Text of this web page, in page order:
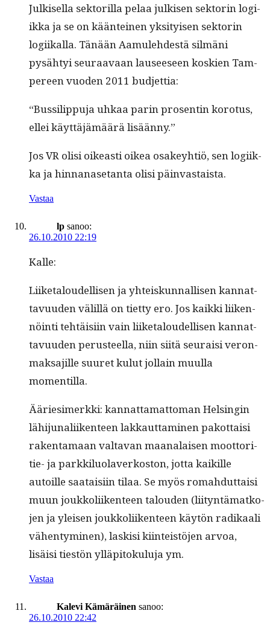
Julkisel­la sek­to­ril­la pelaa julkisen sek­torin logi­
ik­ka ja se on kään­teinen yksi­tyisen sek­torin
logi­ikalla. Tänään Aamule­hdestä silmäni
pysähtyi seu­raavaan lauseeseen koskien Tam­
pereen vuo­den 2011 budjettia:
“Bus­silip­pu­ja uhkaa parin pros­entin koro­tus,
ellei käyt­täjämäärä lisäänny.”
Jos VR olisi oikeasti oikea osakey­htiö, sen logi­ik­
ka ja hin­nanase­tan­ta olisi päinvastaista.
Vastaa
lp sanoo:
26.10.2010 22:19
Kalle:
Liike­taloudel­lisen ja yhteiskun­nal­lisen kan­nat­
tavu­u­den välil­lä on tiet­ty ero. Jos kaik­ki liiken­
nöin­ti tehtäisi­in vain liike­taloudel­lisen kan­nat­
tavu­u­den perus­teel­la, niin siitä seu­raisi veron­
mak­sajille suuret kulut jol­lain muul­la
momentilla.
Ääries­imerk­ki: kan­nat­ta­mat­toman Helsin­gin
lähi­ju­nali­iken­teen lakkaut­ta­mi­nen pakot­taisi
rak­en­ta­maan val­ta­van maanalaisen moot­tori­
tie- ja parkkilu­olaverkos­ton, jot­ta kaikille
autoille saataisi­in tilaa. Se myös rom­ah­dut­taisi
muun joukkoli­iken­teen talouden (liityn­tä­matko­
jen ja yleisen joukkoli­iken­teen käytön radikaali
vähen­tymi­nen), lask­isi kiin­teistö­jen arvoa,
lisäisi tiestön ylläpi­toku­lu­ja ym.
Vastaa
Kalevi Kämäräinen sanoo:
26.10.2010 22:42